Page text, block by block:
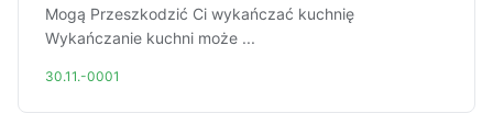
Mogą Przeszkodzić Ci wykańczać kuchnię
Wykańczanie kuchni może ...
30.11.-0001